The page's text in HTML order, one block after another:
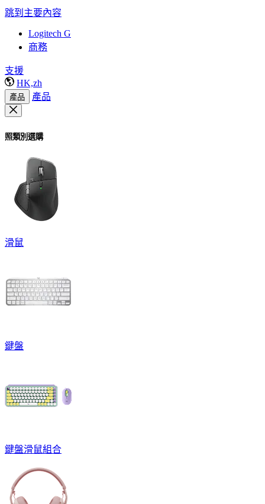
跳到主要內容
Logitech G
商務
支援
HK,zh
產品 產品
照類別選購
滑鼠
鍵盤
鍵盤滑鼠組合